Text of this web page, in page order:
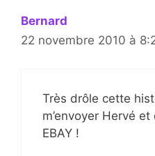
Bernard
22 novembre 2010 à
Très drôle cette
m’envoyer Hervé et
EBAY !